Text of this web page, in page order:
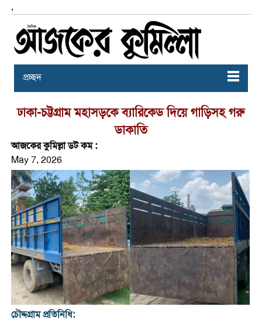
,
প্রচ্ছদ
ঢাকা-চট্টগ্রাম মহাসড়কে ব্যারিকেড দিয়ে গাড়িসহ গরু
ডাকাতি
আজকের কুমিল্লা ডট কম :
May 7, 2026
চৌদ্দগ্রাম প্রতিনিধি: